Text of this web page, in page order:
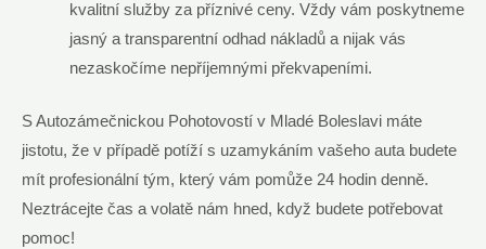
kvalitní služby za příznivé ceny. Vždy vám poskytneme
jasný a transparentní odhad nákladů a nijak vás
nezaskočíme nepříjemnými překvapeními.
S Autozámečnickou Pohotovostí v Mladé Boleslavi máte
jistotu, že v případě potíží s uzamykáním vašeho auta budete
mít profesionální tým, který vám pomůže 24 hodin denně.
Neztrácejte čas a volatě nám hned, když budete potřebovat
pomoc!